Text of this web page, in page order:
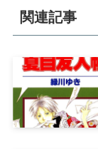
関連記事